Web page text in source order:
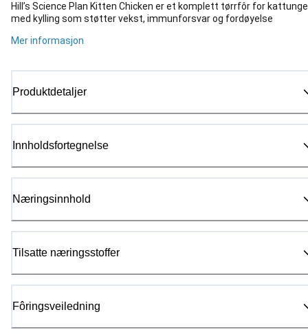
Hill’s Science Plan Kitten Chicken er et komplett tørrfôr for
med kylling som støtter vekst, immunforsvar og fordøyelse
Mer informasjon
Produktdetaljer
Innholdsfortegnelse
Næringsinnhold
Tilsatte næringsstoffer
Fôringsveiledning